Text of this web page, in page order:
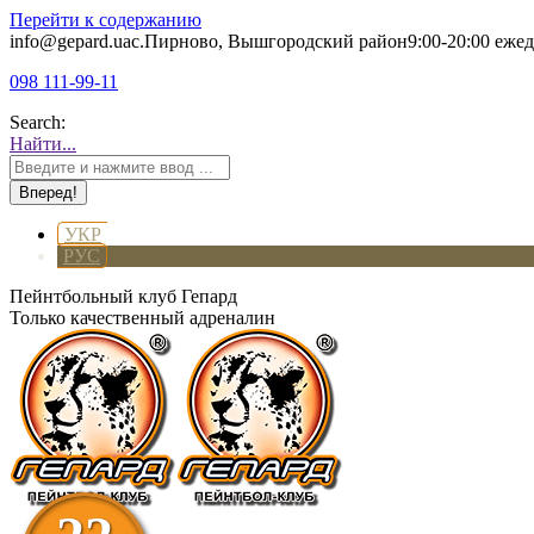
Перейти к содержанию
info@gepard.uaс.Пирново, Вышгородский район9:00-20:00
098 111-99-11
Search:
Найти...
УКР
РУС
Пейнтбольный клуб Гепард
Только качественный адреналин